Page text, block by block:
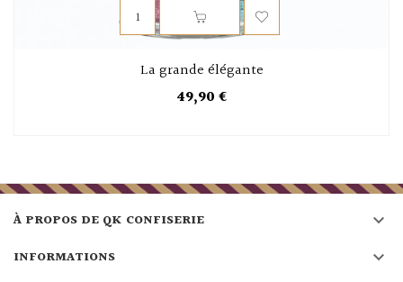
La grande élégante
49,90 €
À PROPOS DE QK CONFISERIE 
INFORMATIONS 